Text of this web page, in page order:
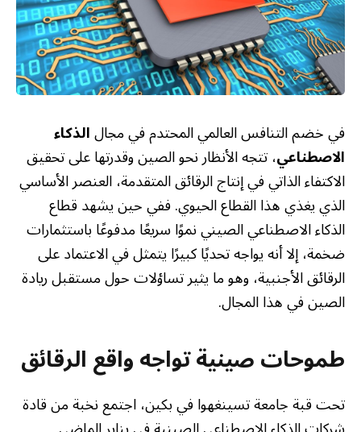
في خضم التنافس العالمي المحتدم في مجالالذكاء
الاصطناعي، تتجه الأنظار نحو الصين وقدرتها على تحقيق
الاكتفاء الذاتي في إنتاج الرقائق المتقدمة، العنصر الأساسي
الذي يغذي هذا القطاع الحيوي. ففي حين يشهد قطاع
الذكاء الاصطناعي الصيني نموًا سريعًا مدفوعًا باستثمارات
ضخمة، إلا أنه يواجه تحديًا كبيرًا يتمثل في الاعتماد على
الرقائق الأجنبية، وهو ما يثير تساؤلات حول مستقبل ريادة
الصين في هذا المجال.
طموحات صينية تواجه واقع الرقائق
تحت قبة جامعة تسينغهوا في بكين، اجتمع نخبة من قادة